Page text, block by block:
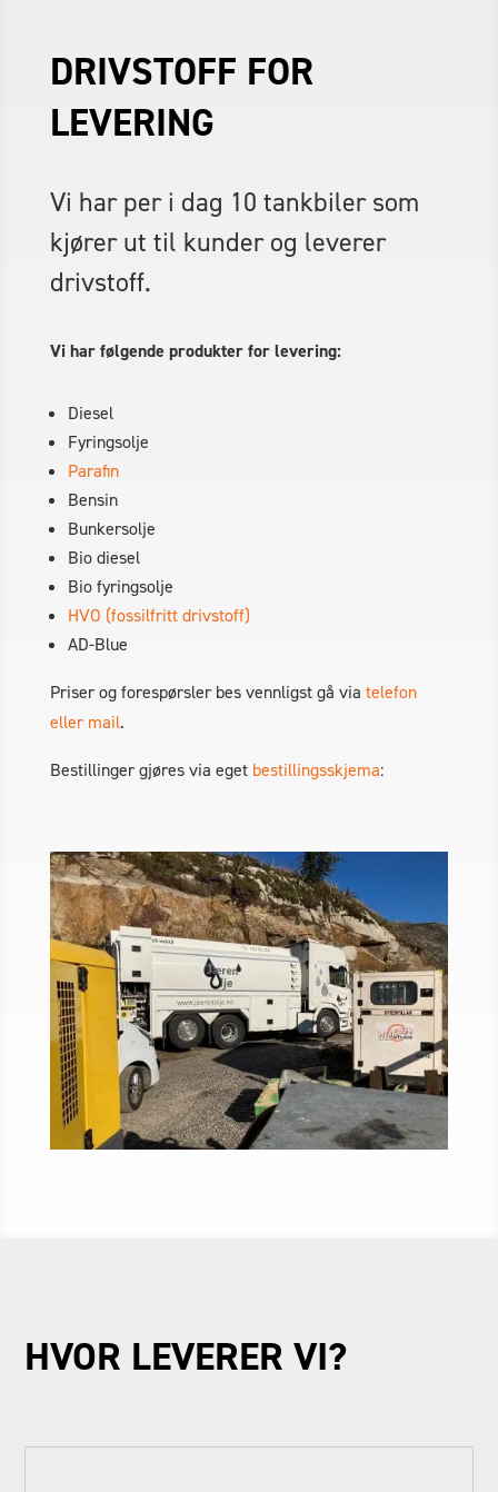
DRIVSTOFF FOR
LEVERING
Vi har per i dag 10 tankbiler som
kjører ut til kunder og leverer
drivstoff.
Vi har følgende produkter for levering:
Diesel
Fyringsolje
Parafin
Bensin
Bunkersolje
Bio diesel
Bio fyringsolje
HVO (fossilfritt drivstoff)
AD-Blue
Priser og forespørsler bes vennligst gå via telefon
eller mail.
Bestillinger gjøres via eget bestillingsskjema:
HVOR LEVERER VI?